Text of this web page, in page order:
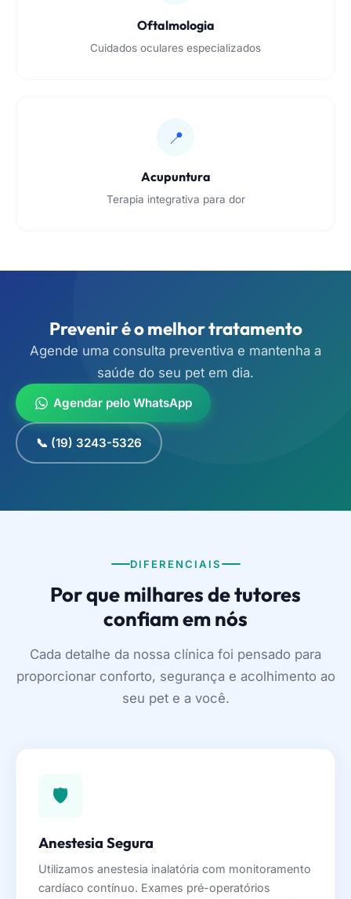
Oftalmologia
Cuidados oculares especializados
📍
Acupuntura
Terapia integrativa para dor
Prevenir é o melhor tratamento
Agende uma consulta preventiva e mantenha a
saúde do seu pet em dia.
Agendar pelo WhatsApp
📞 (19) 3243-5326
DIFERENCIAIS
Por que milhares de tutores
confiam em nós
Cada detalhe da nossa clínica foi pensado para
proporcionar conforto, segurança e acolhimento ao
seu pet e a você.
🛡️
Anestesia Segura
Utilizamos anestesia inalatória com monitoramento
cardíaco contínuo. Exames pré-operatórios